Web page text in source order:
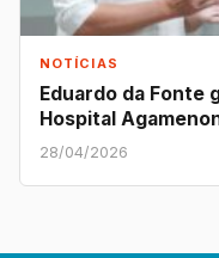
NOTÍCIAS
Eduardo da Fonte
Hospital
28/04/2026